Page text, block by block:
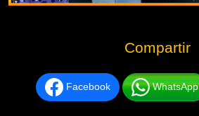
Compartir
Facebook WhatsApp